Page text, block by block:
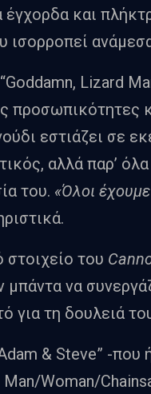
και
ισορροπεί
Lizard
προσωπικότητες
εστιάζει σε
αλλά παρ’
του. «Όλοι
του
μπάντα να
για τη δουλειά
& Steve” -που
Woman/